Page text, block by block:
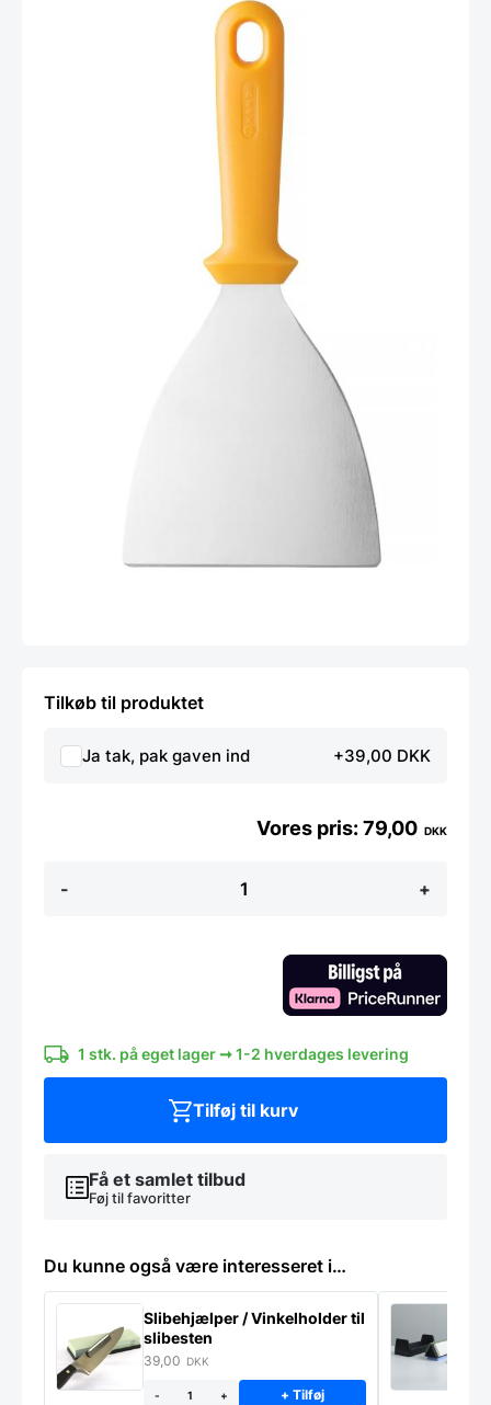
Tilkøb til produktet
Ja tak, pak gaven ind +39,00 DKK
-
spatel
+
79,00 DKK
1 stk. på eget lager ➞ 1-2 hverdages levering
Få et samlet tilbud
Føj til favoritter
Tilføj til kurv
Du kunne også være interesseret i…
Slibehjælper / Vinkelholder til
slibesten
39,00 DKK
- + + Tilføj